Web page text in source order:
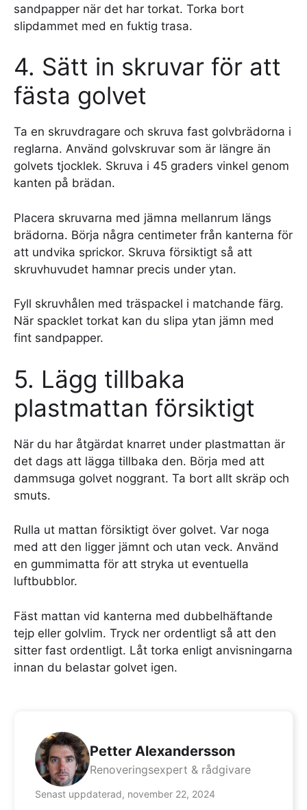
sandpapper när det har torkat. Torka bort
slipdammet med en fuktig trasa.
4. Sätt in skruvar för att
fästa golvet
Ta en skruvdragare och skruva fast golvbrädorna i
reglarna. Använd golvskruvar som är längre än
golvets tjocklek. Skruva i 45 graders vinkel genom
kanten på brädan.
Placera skruvarna med jämna mellanrum längs
brädorna. Börja några centimeter från kanterna för
att undvika sprickor. Skruva försiktigt så att
skruvhuvudet hamnar precis under ytan.
Fyll skruvhålen med träspackel i matchande färg.
När spacklet torkat kan du slipa ytan jämn med
fint sandpapper.
5. Lägg tillbaka
plastmattan försiktigt
När du har åtgärdat knarret under plastmattan är
det dags att lägga tillbaka den. Börja med att
dammsuga golvet noggrant. Ta bort allt skräp och
smuts.
Rulla ut mattan försiktigt över golvet. Var noga
med att den ligger jämnt och utan veck. Använd
en gummimatta för att stryka ut eventuella
luftbubblor.
Fäst mattan vid kanterna med dubbelhäftande
tejp eller golvlim. Tryck ner ordentligt så att den
sitter fast ordentligt. Låt torka enligt anvisningarna
innan du belastar golvet igen.
Petter Alexandersson
Renoveringsexpert & rådgivare
Senast uppdaterad, november 22, 2024